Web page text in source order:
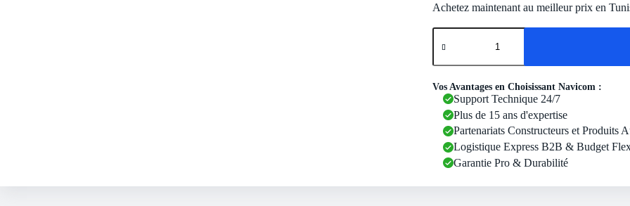
Achetez maintenant au meilleur prix en
quantité
de
Portable
V15
G5
IRL
13è
Gén
8Go
SSD
Vos Avantages en Choisissant Navicom :
Support Technique 24/7
Plus de 15 ans d'expertise
Partenariats Constructeurs et Produits
Logistique Express B2B & Budget
Garantie Pro & Durabilité